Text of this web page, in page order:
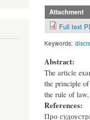
Attachment
Full text
Keywords:
Abstract:
The article
the principle
the rule of
References:
Про